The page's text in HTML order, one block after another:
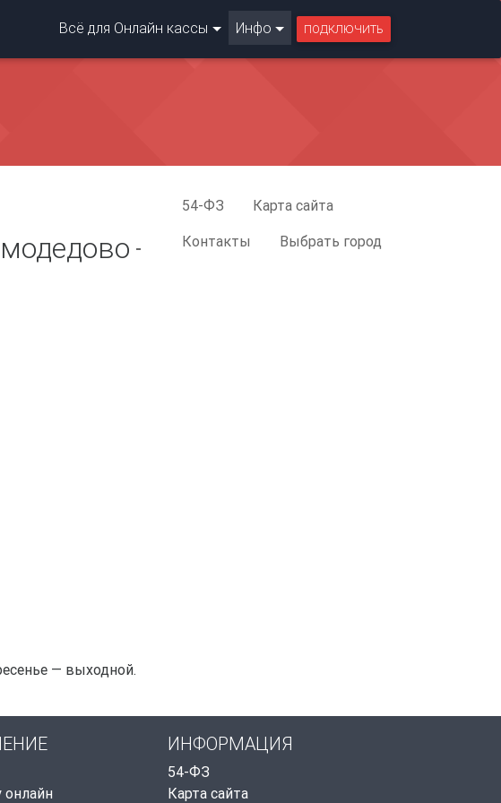
Всё для Онлайн кассы Инфо ПОДКЛЮЧИТЬ
— выходной.
54-ФЗ
Карта сайта
Контакты
Выбрать город
онлайн
ИНФОРМАЦИЯ
54-ФЗ
Карта сайта